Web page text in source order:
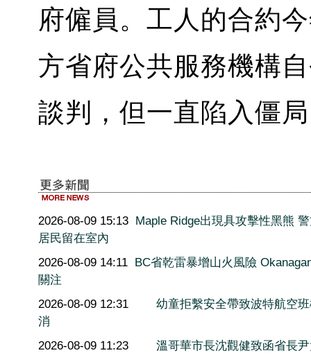
府僱員。工人的合約
方省府公共服務機構
談判，但一直陷入僵
2026-08-09 15:13 Maple Ridge出現具攻擊性黑熊
居民留在室內
2026-08-09 14:11 BC省乾雷暴增山火風險
關注
2026-08-09 12:31
幼童拒繫安全帶致波特航空
消
2026-08-09 11:23
溫哥華市長沈觀健致函省長